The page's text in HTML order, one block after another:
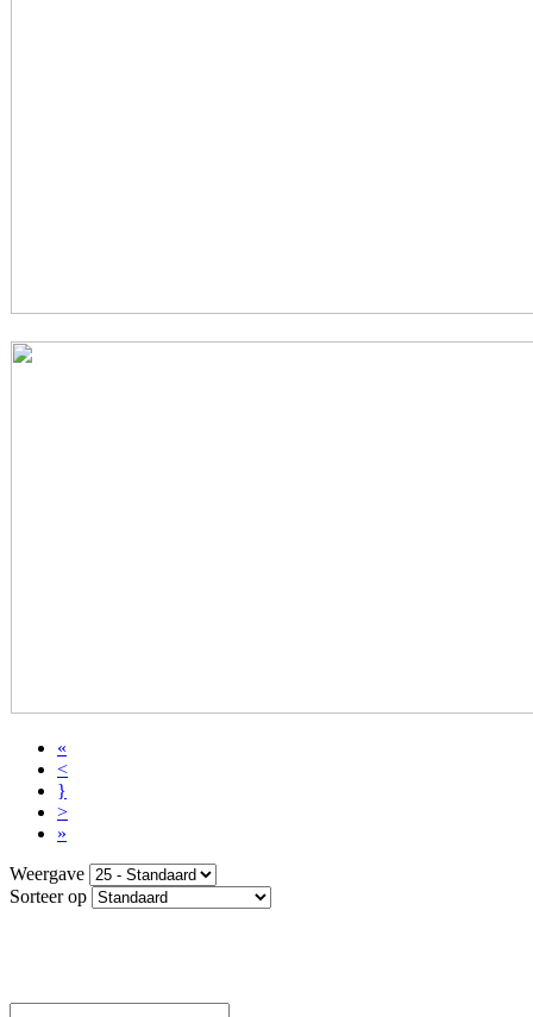
«
<
}
>
»
Weergave
Sorteer op